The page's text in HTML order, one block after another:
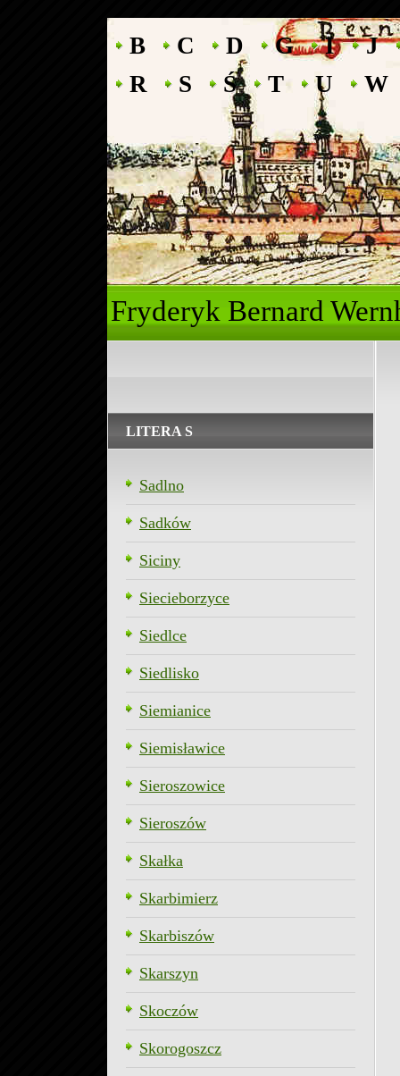
B C D G I
J
R
S Ś T U W
Fryderyk
LITERA S
Sadlno
Sadków
Siciny
Siecieborzyce
Siedlce
Siedlisko
Siemianice
Siemisławice
Sieroszowice
Sieroszów
Skałka
Skarbimierz
Skarbiszów
Skarszyn
Skoczów
Skorogoszcz